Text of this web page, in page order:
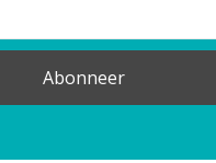
Abonneer